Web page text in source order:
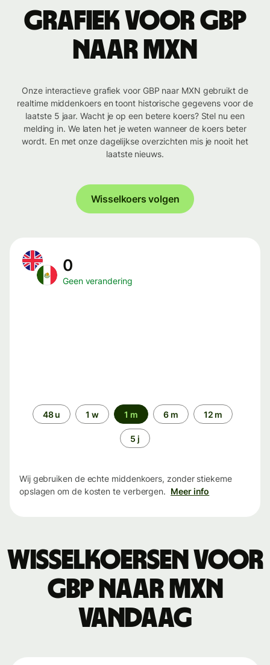
Grafiek voor GBP
naar MXN
Onze interactieve grafiek voor GBP naar MXN gebruikt de
realtime middenkoers en toont historische gegevens voor de
laatste 5 jaar. Wacht je op een betere koers? Stel nu een
melding in. We laten het je weten wanneer de koers beter
wordt. En met onze dagelijkse overzichten mis je nooit het
laatste nieuws.
Wisselkoers volgen
0
Geen verandering
Periode48 u 1 w 1 m 6 m 12 m
5 j
Wij gebruiken de echte middenkoers, zonder stiekeme
opslagen om de kosten te verbergen. Meer info
Wisselkoersen voor
GBP naar MXN
vandaag